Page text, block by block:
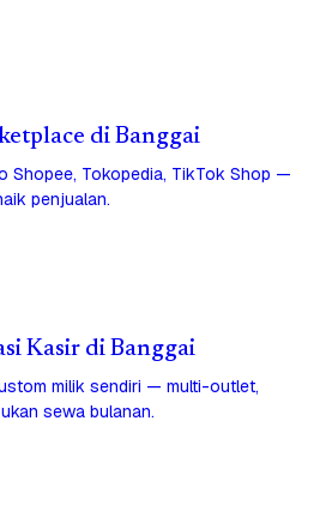
di Banggai
Shopee, Tokopedia, TikTok Shop —
penjualan.
Kasir di Banggai
milik sendiri — multi-outlet,
sewa bulanan.